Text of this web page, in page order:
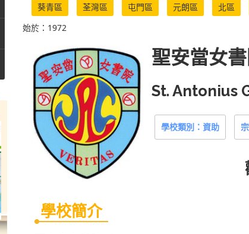
葵青區
荃灣區 屯門區 元朗區 北區
始於：1972
聖安當女
St. Antonius
學校類別：資助
學校簡介